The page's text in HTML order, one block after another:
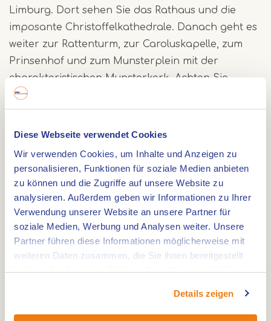
Diese Webseite verwendet Cookies
Wir verwenden Cookies, um Inhalte und Anzeigen zu
personalisieren, Funktionen für soziale Medien anbieten
zu können und die Zugriffe auf unsere Website zu
analysieren. Außerdem geben wir Informationen zu Ihrer
Verwendung unserer Website an unsere Partner für
soziale Medien, Werbung und Analysen weiter. Unsere
Partner führen diese Informationen möglicherweise mit
weiteren Daten zusammen, die Sie ihnen bereitgestellt
haben oder die sie im Rahmen Ihrer Nutzung der Dienste
Details zeigen
Limburg. Dort sehen Sie das Rathaus und die
imposante Christoffelkathedrale. Danach geht es
weiter zur Rattenturm, zur Caroluskapelle, zum
Prinsenhof und zum Munsterplein mit der
charakteristischen Munsterkerk. Achten Sie
unterwegs auch auf die Brunnenfiguren, die
jeweils ihre eigene Geschichte erzählen.
Zum Schluss passieren Sie die
Minderbrüderkirche und kehren über die
Brugstraat und die Roerkade zum Ausgangspunkt
am Markt zurück.
Kostenlose App
Die Tour ist Teil der kostenlosen App IZI.travel.
Das können Sie bereits zu Hause tun oder direkt